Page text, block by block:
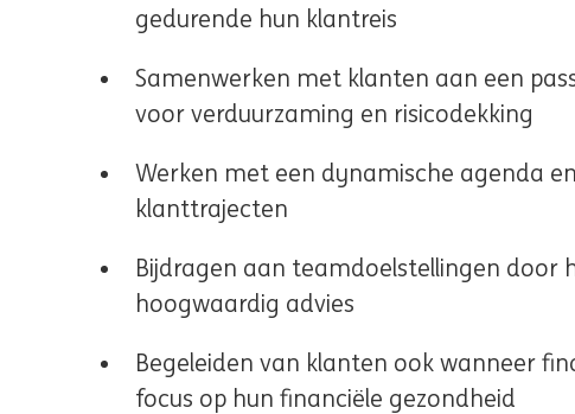
gedurende hun klantreis
Samenwerken met klanten aan een
voor verduurzaming en risicodekking
Werken met een dynamische agenda
klanttrajecten
Bijdragen aan teamdoelstellingen door
hoogwaardig advies
Begeleiden van klanten ook wanneer
focus op hun financiële gezondheid